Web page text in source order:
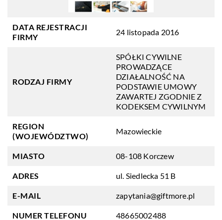
DATA REJESTRACJI
FIRMY
24 listopada 2016
RODZAJ FIRMY
SPÓŁKI CYWILNE
PROWADZĄCE
DZIAŁALNOŚĆ NA
PODSTAWIE UMOWY
ZAWARTEJ ZGODNIE Z
KODEKSEM CYWILNYM
REGION
(WOJEWÓDZTWO)
Mazowieckie
MIASTO 08-108 Korczew
ADRES ul. Siedlecka 51 B
E-MAIL zapytania@giftmore.pl
NUMER TELEFONU 48665002488